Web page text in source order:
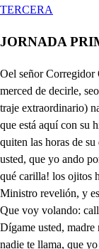
TERCERA
JORNADA
Oel señor Corregidor O ha fenecido el Despacho de hoy, harame usted merced de decirle, seo Mastranzos, que Juana, la que en Jerez, (por su traje extraordinario) naman la Rabicortona, le quiere a solas un rato, y que está aquí con su hijo. Es un Señor temerario, siente mucho, que le quiten las horas de su descanso; mas no obstante, misa Juana, ya save usted, que yo ando por servirla. Estoy en eso. Le soy muy aficionado: qué carilla! los ojitos harán resvalar a un Santo! pero qué digo? a un Ministro revelión, y estelionato? O soy y o no soy Portero? Qué decís? Que voy volando: calla, humanidad, que yo te lo diré a pellizcazos. . Dígame usted, madre mía, aquí a qué somos llamados? Henrique, nadie te llama, que yo soy la que te traigo, a ver si a tus travesuras algún remedio las hallo. Con qué intentas mi castigo? Véngame a mí todo el daño, que te deseo, hijo mío, si en otra cosa he pensado, que en tu bien. Ya yo extrañaba, que en tu espíritu bizarro, y en el amor, que me tienes, cupiese ese doble trato. Ojalá, madre, pudiese ponerte en aquel estado, que merece la hidalguía de tu genio; pero cuando me acuerdo, de que en Jerez, desde tus primeros años, con los portentos que hacías, fuera del uso ordinario, por Maga te persiguieron, ̱ pero con tu natural de hechicera te infamaron es tal la pena, el horror, que concibo:- Sella el labio, que pues el Corregidor parece que está despacio, de lo que hasta aquí ignoraste, quiero dejarte informado. Yo, Henrique, nací, y al punto mi crianza la encargaron mis padres a una Gitana, que se avecindó en el barrio, llamada la Conejera, moza de chiste, y de garbo, y docta en la facultad de sus mañas, y sus tratos. Eran mis padres tan pobres, que no pudiendo el salario pagarle de mi crianza, en su poder me dejaron, hasta los doce años mis, yéndome ella doctrinando, y enseñándome Oraciones, cuyo sonido era santo, y bueno; pero debían de tener oculto el pacto, a que jamás asentí, luego que me declararon, no ser seguro usar de ellas, varones justos, y sabios. Es verdad, que obré, antes de esto, prodigios extraordinarios; mas luego que lo he sabido, tan del todo lo he dejado, que las deseo olvidar, aunque hasta aquí no lo alcanzo. Muertos mis padres, casé (por haberse enamorado de mí) con un Caballero, de los primeros Hidalgos de Jerez, que pretendiente de un ilustre Mayorazgo, murió acosado de pleitos, quedándome en ti un traslado (como yo sé) dé un objeto, . que amé, y serví, para cuando se gane el pleito, tener con que vivir descansados; tan atrevido, tan alto, tan generoso, a quien dan inotivo, haberte enseñado todas las habilidades, que en este siglo en que estamos, hacen un joven amable, que es galán, y es cortesano, después de tener noticia (pues en Italia has estado) de los usos, y costumbres extranjeros (que es del caso también) temo, Henrique mío, que introduciéndote tanto con todos, pueda la envidia lograr: , . Aquí está mi amo. El Corregidor, callemos. Señor, a tus pies estamos mi hijo, y yo. . Hola, Mastrancillos, tráeme aquel